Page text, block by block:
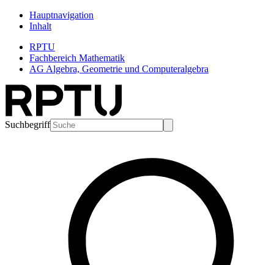
Hauptnavigation
Inhalt
RPTU
Fachbereich Mathematik
AG Algebra, Geometrie und Computeralgebra
Suchbegriff